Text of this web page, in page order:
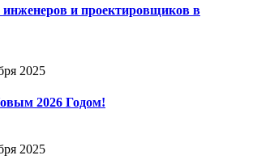
и проектировщиков в
2025
2026 Годом!
2025